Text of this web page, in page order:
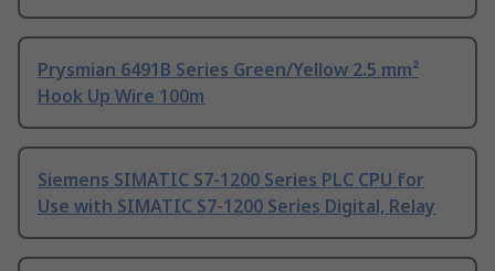
Prysmian 6491B Series Green/Yellow 2.5 mm²
Hook Up Wire 100m
Siemens SIMATIC S7-1200 Series PLC CPU for
Use with SIMATIC S7-1200 Series Digital, Relay